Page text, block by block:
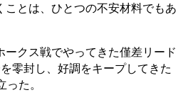
ことは、ひとつの不安材料でもあ
クス戦でやってきた僅差リード
零封し、好調をキープしてきた
た。